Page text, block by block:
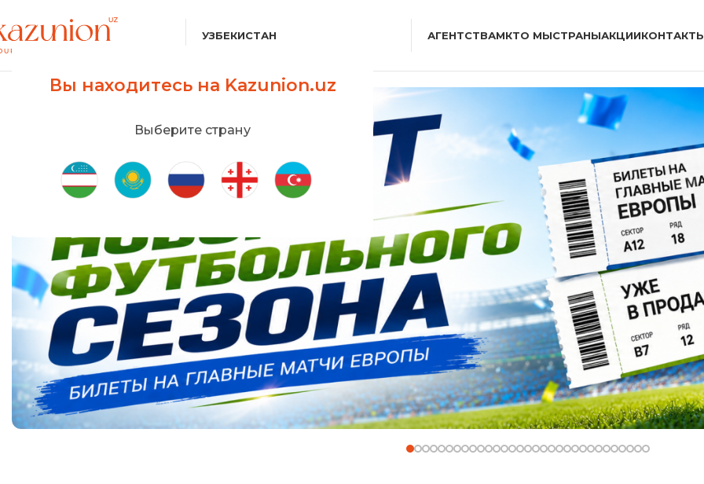
Вы находитесь на Kazunion.uz
Выберите страну
УЗБЕКИСТАН АГЕНТСТВАМКТО МЫСТРАНЫАКЦИИ